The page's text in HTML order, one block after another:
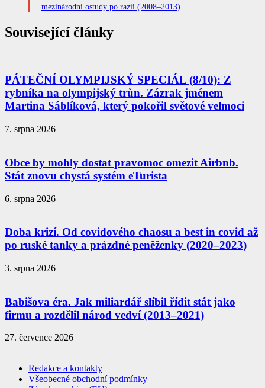
mezinárodní ostudy po razii (2008–2013)
Související články
PÁTEČNÍ OLYMPIJSKÝ SPECIÁL (8/10): Z
rybníka na olympijský trůn. Zázrak jménem
Martina Sáblíková, který pokořil světové velmoci
7. srpna 2026
Obce by mohly dostat pravomoc omezit Airbnb.
Stát znovu chystá systém eTurista
6. srpna 2026
Doba krizí. Od covidového chaosu a best in covid až
po ruské tanky a prázdné peněženky (2020–2023)
3. srpna 2026
Babišova éra. Jak miliardář slíbil řídit stát jako
firmu a rozdělil národ vedví (2013–2021)
27. července 2026
Redakce a kontakty
Všeobecné obchodní podmínky